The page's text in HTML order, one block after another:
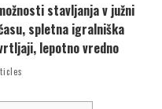
stavljanja v južni
spletna igralniška
lepotno vredno